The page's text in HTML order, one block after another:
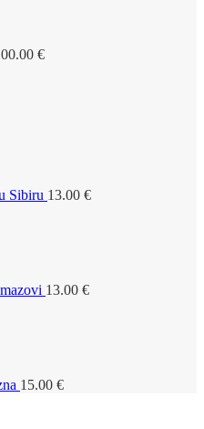
€
Sibiru 13.00 €
13.00 €
15.00 €